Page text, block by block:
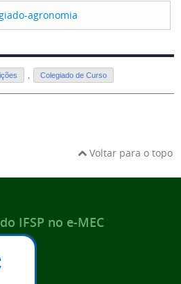
agronomia
Colegiado de Curso
Voltar para o topo
IFSP no e-MEC